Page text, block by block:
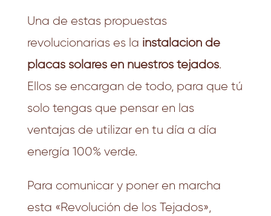
Una de estas propuestas
revolucionarias es la instalación de
placas solares en nuestros tejados.
Ellos se encargan de todo, para que tú
solo tengas que pensar en las
ventajas de utilizar en tu día a día
energía 100% verde.
Para comunicar y poner en marcha
esta «Revolución de los Tejados»,